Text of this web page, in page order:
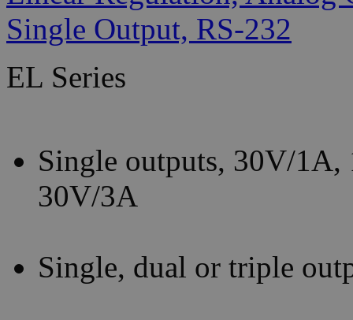
EL Series
Single outputs, 30V/
30V/3A
Single, dual or triple